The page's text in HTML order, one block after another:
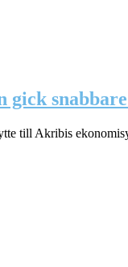
gick
till Akribis